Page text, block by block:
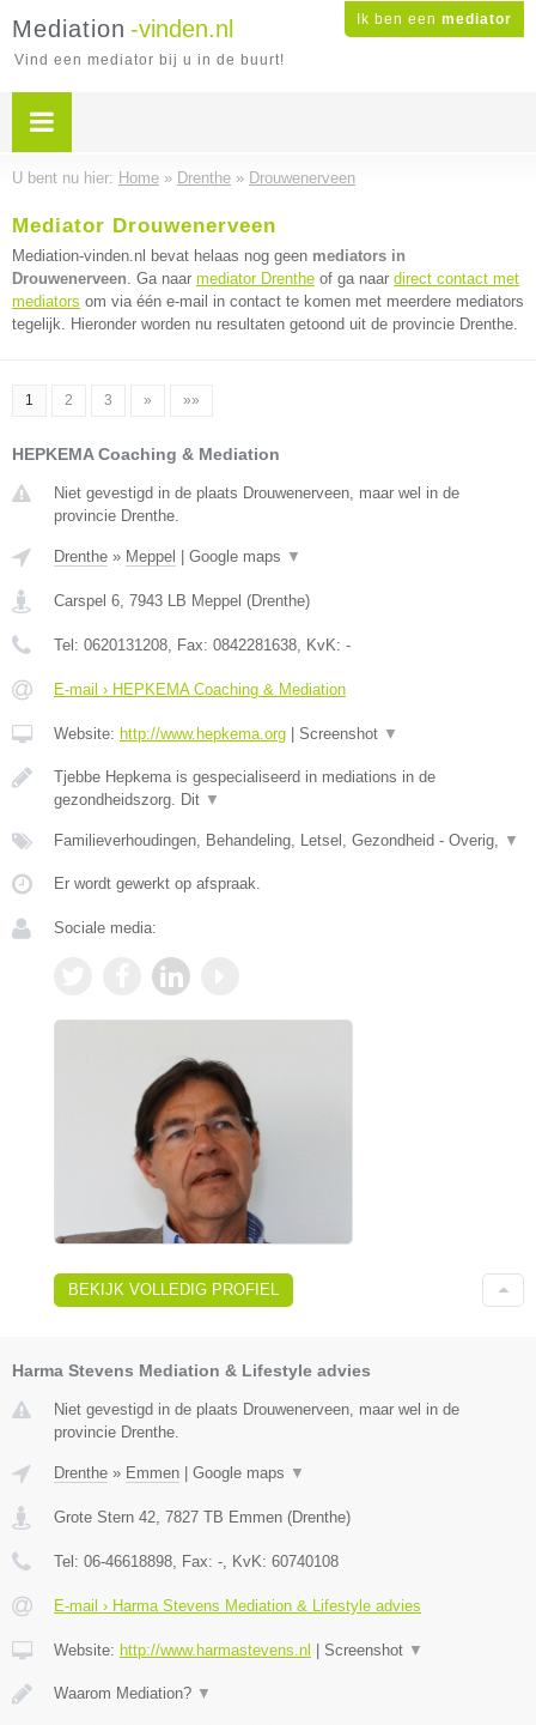
Ik ben een mediator
Mediation -vinden.nl
Vind een mediator bij u in de buurt!
U bent nu hier: Home » Drenthe » Drouwenerveen
Mediator Drouwenerveen
Mediation-vinden.nl bevat helaas nog geen mediators in
Drouwenerveen. Ga naar mediator Drenthe of ga naar direct contact met
mediators om via één e-mail in contact te komen met meerdere mediators
tegelijk. Hieronder worden nu resultaten getoond uit de provincie Drenthe.
1 2 3 » »»
HEPKEMA Coaching & Mediation
Niet gevestigd in de plaats Drouwenerveen, maar wel in de
provincie Drenthe.
Drenthe » Meppel Google maps ▼
Carspel 6, 7943 LB Meppel (Drenthe)
Tel: 0620131208, Fax: 0842281638, KvK: -
E-mail › HEPKEMA Coaching & Mediation
Website: http://www.hepkema.org Screenshot ▼
Tjebbe Hepkema is gespecialiseerd in mediations in de
gezondheidszorg. Dit ▼
Familieverhoudingen, Behandeling, Letsel, Gezondheid - Overig, ▼
Er wordt gewerkt op afspraak.
Sociale media:
BEKIJK VOLLEDIG PROFIEL
Harma Stevens Mediation & Lifestyle advies
Niet gevestigd in de plaats Drouwenerveen, maar wel in de
provincie Drenthe.
Drenthe » Emmen | Google maps ▼
Grote Stern 42 7827 TB Emmen (Drenthe)
Tel: 06-46618898 , Fax: - , KvK: 60740108
E-mail › Harma Stevens Mediation & Lifestyle advies
Website: http://www.harmastevens.nl | Screenshot ▼
Waarom Mediation? ▼